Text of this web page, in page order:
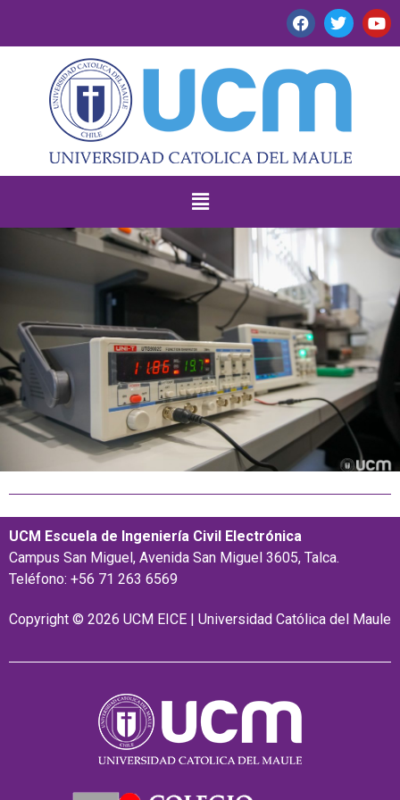
UCM Escuela de Ingeniería Civil Electrónica
Campus San Miguel, Avenida San Miguel 3605, Talca.
Teléfono: +56 71 263 6569
Copyright © 2026 UCM EICE | Universidad Católica del Maule